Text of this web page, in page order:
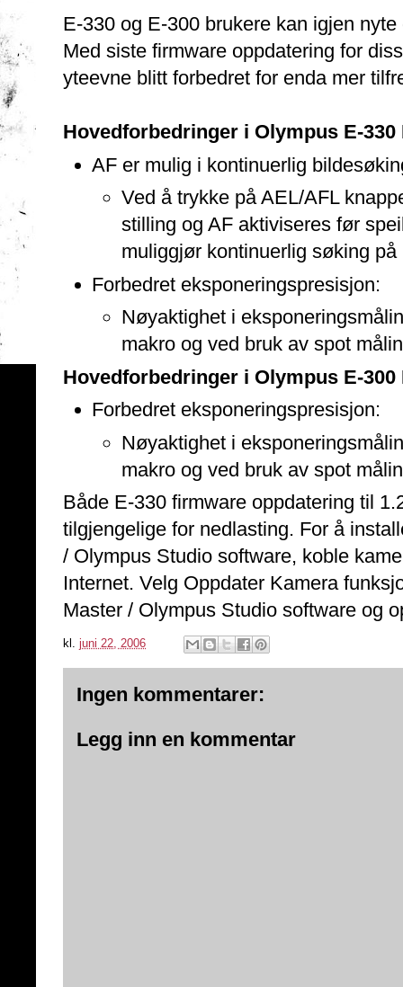
E-330 og E-300 brukere kan igjen
Med siste firmware oppdatering for
yteevne blitt forbedret for enda mer
Hovedforbedringer i Olympus E-
AF er mulig i kontinuerlig
Ved å trykke på AEL/AFL
stilling og AF aktiviseres før
muliggjør kontinuerlig søking
Forbedret eksponeringspresisjon:
Nøyaktighet i
makro og ved bruk av spot
Hovedforbedringer i Olympus E-
Forbedret eksponeringspresisjon:
Nøyaktighet i
makro og ved bruk av spot
Både E-330 firmware oppdatering til
tilgjengelige for nedlasting. For å
/ Olympus Studio software, koble
Internet. Velg Oppdater Kamera
Master / Olympus Studio software og
kl. juni 22, 2006
Ingen kommentarer:
Legg inn en kommentar